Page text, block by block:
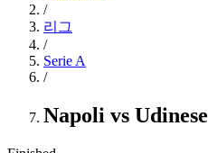
/
리그
/
Serie A
/
Napoli vs Udinese